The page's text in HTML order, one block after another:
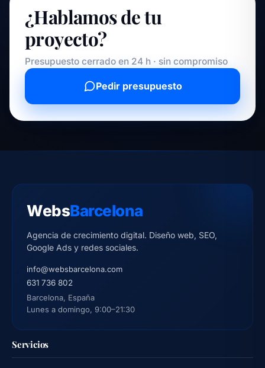
¿Hablamos de tu
proyecto?
Presupuesto cerrado en 24 h · sin compromiso
Pedir presupuesto
WebsBarcelona
Agencia de crecimiento digital. Diseño web, SEO,
Google Ads y redes sociales.
info@websbarcelona.com
631 736 802
Barcelona, España
Lunes a domingo, 9:00–21:30
Servicios